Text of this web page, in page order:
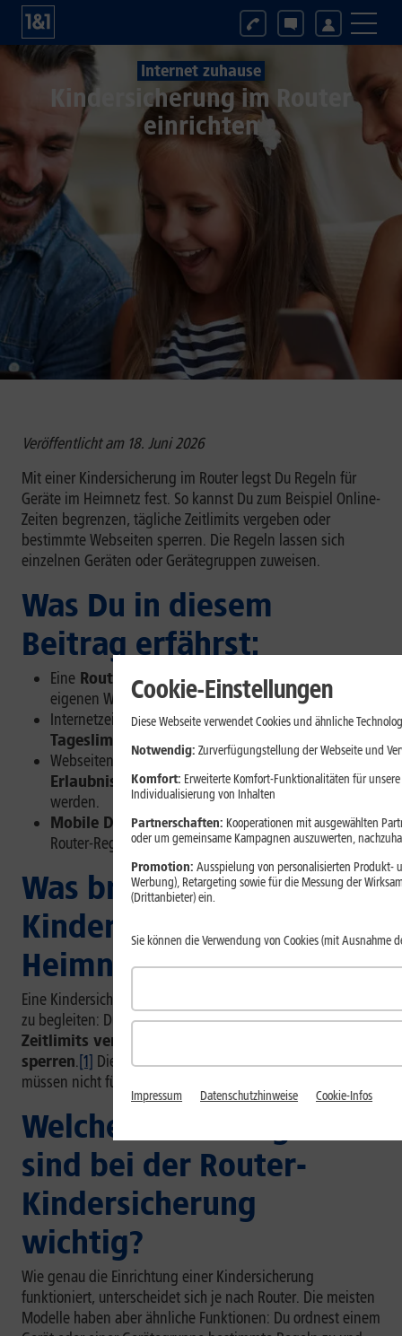
Internet zuhause
Kindersicherung im Router
einrichten
Veröffentlicht am 18. Juni 2026
Mit einer Kindersicherung im Router legst Du Regeln für
Geräte im Heimnetz fest. So kannst Du zum Beispiel Online-
Zeiten begrenzen, tägliche Zeitlimits vergeben oder
bestimmte Webseiten sperren. Die Regeln lassen sich
einzelnen Geräten oder Gerätegruppen zuweisen.
Was Du in diesem
Beitrag erfährst:
Eine Router-Kindersicherung
gilt für Geräte im
eigenen WLAN oder Heimnetz.
Internetzeiten lassen sich perZeitplan oder
Tageslimit
begrenzen.
Webseiten können überSperrlisten,
Erlaubnislisten oder Inhaltsfilterblockiert
werden.
Mobile Daten und fremde WLANsumgehen
Router-Regeln.
Was bringt eine
Kindersicherung im
Heimnetzwerk?
Eine Kindersicherung hilft Dir, die Internetnutzung besser
zu begleiten: Du
kannst Online-Zeiten festlegen,
Zeitlimits vergeben und bestimmte Webseiten
sperren.[1] Diese Regeln greifen direkt imHeimnetzund
müssen nicht für jedes Gerät einzeln eingerichtet werden.
Welche Einstellungen
sind bei der Router-
Kindersicherung
wichtig?
Wie genau die Einrichtung einer Kindersicherung
funktioniert, unterscheidet sich je nach Router. Die meisten
Modelle haben aber ähnliche Funktionen: Du ordnest einem
Cookie-Einstellungen
Diese Webseite verwendet Cookies und ähnliche
Notwendig: Zurverfügungstellung der Webseite und
Komfort: Erweiterte Komfort-Funktionalitäten für
Individualisierung von Inhalten
Partnerschaften: Kooperationen mit ausgewählten
oder um gemeinsame Kampagnen auszuwerten,
Promotion: Ausspielung von personalisierten Produkt-
Werbung), Retargeting sowie für die Messung der
(Drittanbieter) ein.
Sie können die Verwendung von Cookies (mit Ausnahme
Impressum Datenschutzhinweise Cookie-Infos